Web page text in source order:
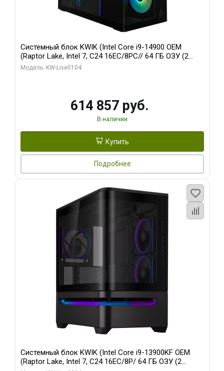
Системный блок KWIK (Intel Core i9-14900 OEM
(Raptor Lake, Intel 7, C24 16EC/8PC// 64 ГБ ОЗУ (2
модуля)/ Afox RTX4090 24GB GDDR6X 384-Bit 3xDP
Модель: KW-Live0104
614 857 руб.
В наличии
Купить
Подробнее
Системный блок KWIK (Intel Core i9-13900KF OEM
(Raptor Lake, Intel 7, C24 16EC/8P/ 64 ГБ ОЗУ (2